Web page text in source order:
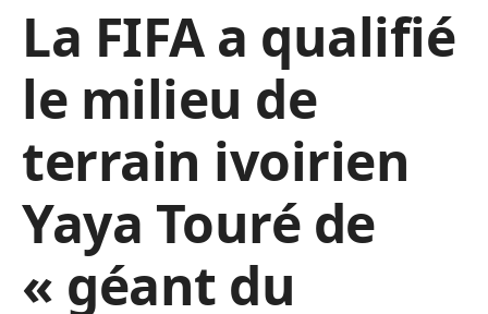
La FIFA a qualifié
le milieu de
terrain ivoirien
Yaya Touré de
« géant du